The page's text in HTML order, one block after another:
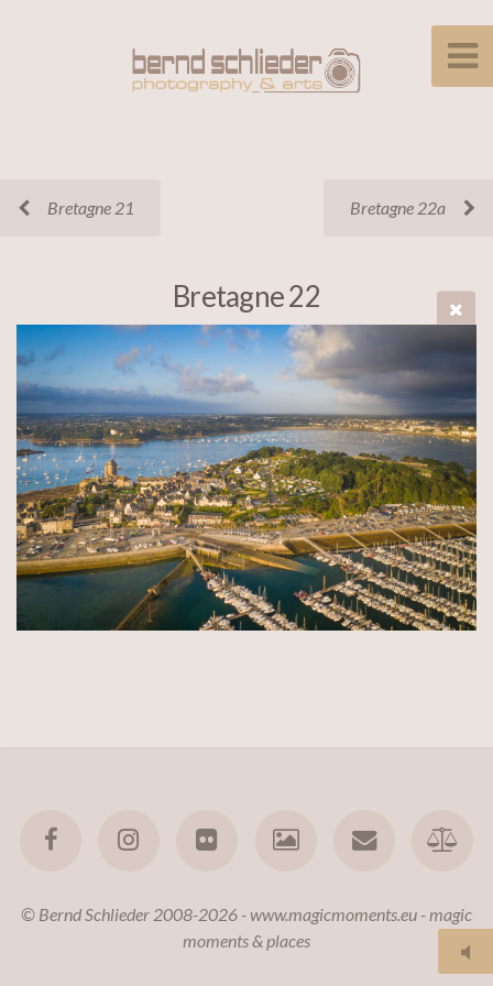
Bretagne 21 Bretagne 22a
Bretagne 22
© Bernd Schlieder 2008-2026 - www.magicmoments.eu - magic
moments & places